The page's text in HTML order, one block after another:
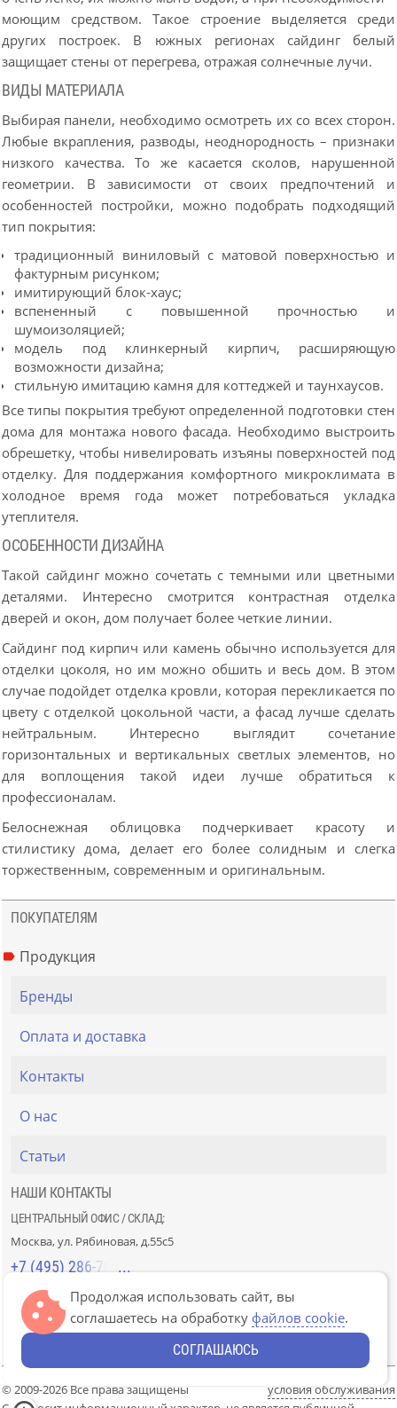
моющим средством. Такое строение выделяется среди
других построек. В южных регионах сайдинг белый
защищает стены от перегрева, отражая солнечные лучи.
ВИДЫ МАТЕРИАЛА
Выбирая панели, необходимо осмотреть их со всех сторон.
Любые вкрапления, разводы, неоднородность – признаки
низкого качества. То же касается сколов, нарушенной
геометрии. В зависимости от своих предпочтений и
особенностей постройки, можно подобрать подходящий
тип покрытия:
традиционный виниловый с матовой поверхностью и
фактурным рисунком;
имитирующий блок-хаус;
вспененный с повышенной прочностью и
шумоизоляцией;
модель под клинкерный кирпич, расширяющую
возможности дизайна;
стильную имитацию камня для коттеджей и таунхаусов.
Все типы покрытия требуют определенной подготовки стен
дома для монтажа нового фасада. Необходимо выстроить
обрешетку, чтобы нивелировать изъяны поверхностей под
отделку. Для поддержания комфортного микроклимата в
холодное время года может потребоваться укладка
утеплителя.
ОСОБЕННОСТИ ДИЗАЙНА
Такой сайдинг можно сочетать с темными или цветными
деталями. Интересно смотрится контрастная отделка
дверей и окон, дом получает более четкие линии.
Сайдинг под кирпич или камень обычно используется для
отделки цоколя, но им можно обшить и весь дом. В этом
случае подойдет отделка кровли, которая перекликается по
цвету с отделкой цокольной части, а фасад лучше сделать
нейтральным. Интересно выглядит сочетание
горизонтальных и вертикальных светлых элементов, но
для воплощения такой идеи лучше обратиться к
профессионалам.
Белоснежная облицовка подчеркивает красоту и
стилистику дома, делает его более солидным и слегка
торжественным, современным и оригинальным.
ПОКУПАТЕЛЯМ
Продукция
Бренды
Оплата и доставка
Контакты
О нас
Статьи
НАШИ КОНТАКТЫ
ЦЕНТРАЛЬНЫЙ ОФИС / СКЛАД:
Москва, ул. Рябиновая, д.55с5
+7 (495) 286-70-40
СТРОЙРЫНОК «СЛАВЯНСКИЙ МИР»:
Москва, 41км МКАД, пав. Г-14/7-8 и Д-14/7-8
+7 (499) 226-74-18
© 2009-2026 Все права защищены
условия обслуживания
Продолжая использовать сайт, вы
соглашаетесь на обработку файлов cookie.
СОГЛАШАЮСЬ